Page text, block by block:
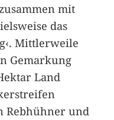
mit
das
Mittlerweile
Gemarkung
Land
Rebhühner und